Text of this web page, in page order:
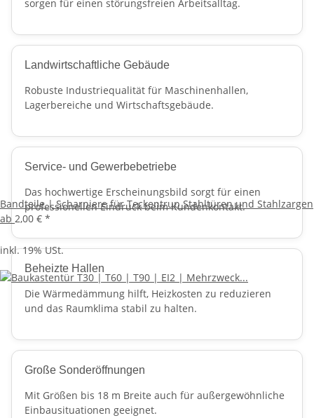
sorgen für einen störungsfreien Arbeitsalltag.
Landwirtschaftliche Gebäude
Robuste Industriequalität für Maschinenhallen,
Lagerbereiche und Wirtschaftsgebäude.
Service- und Gewerbebetriebe
Das hochwertige Erscheinungsbild sorgt für einen
professionellen Eindruck beim Kundenkontakt.
Beheizte Hallen
Die Wärmedämmung hilft, Heizkosten zu reduzieren
und das Raumklima stabil zu halten.
Große Sonderöffnungen
Mit Größen bis 18 m Breite auch für außergewöhnliche
Einbausituationen geeignet.
Bandteile | Scharniere für Teckentrup Stahltüren und Stahlzargen
ab 2,00 € *
inkl. 19% USt.